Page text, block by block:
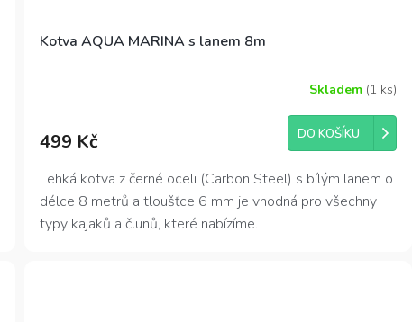
Kotva AQUA MARINA s lanem 8m
Skladem (1 ks)
499 Kč DO KOŠÍKU
Lehká kotva z černé oceli (Carbon Steel) s bílým lanem o
délce 8 metrů a tloušťce 6 mm je vhodná pro všechny
typy kajaků a člunů, které nabízíme.